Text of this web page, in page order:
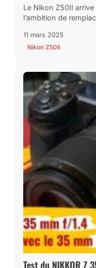
Le Nikon Z50II
l’ambition de
11 mars 2025
Nikon Z50II
Test du NIKKOR Z